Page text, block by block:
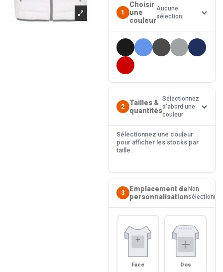
1
Choisir
une
couleur
Aucune
sélection
2
Tailles &
quantités
Sélectionnez
d'abord une
couleur
Sélectionnez une couleur
pour afficher les stocks par
taille.
3
Emplacement de
personnalisation
Non
sélectionné
Face Dos